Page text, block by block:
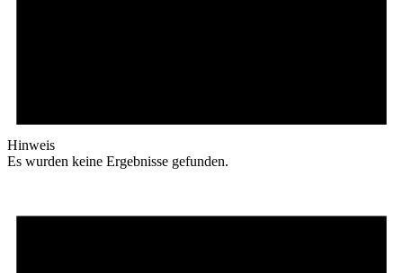
Hinweis
Es wurden keine Ergebnisse gefunden.